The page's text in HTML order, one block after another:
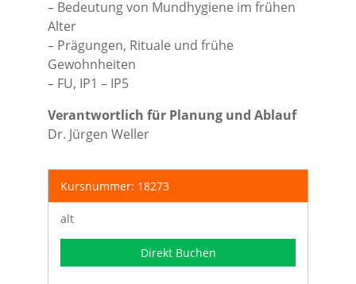
– Bedeutung von Mundhygiene im frühen
Alter
– Prägungen, Rituale und frühe
Gewohnheiten
– FU, IP1 – IP5
Verantwortlich für Planung und Ablauf
Dr. Jürgen Weller
Kursnummer: 18273
alt
Direkt Buchen